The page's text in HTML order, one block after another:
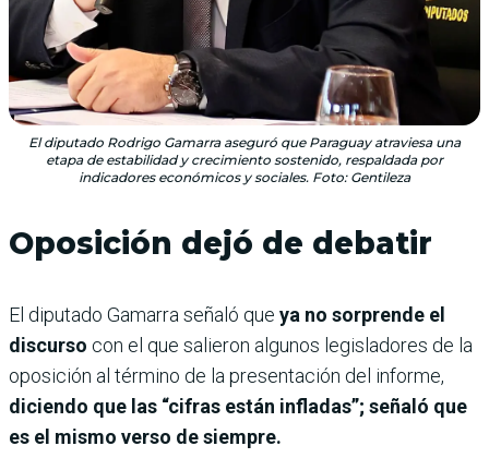
El diputado Rodrigo Gamarra aseguró que Paraguay atraviesa una
etapa de estabilidad y crecimiento sostenido, respaldada por
indicadores económicos y sociales. Foto: Gentileza
Oposición dejó de debatir
El diputado Gamarra señaló que ya no sorprende el
discurso con el que salieron algunos legisladores de la
oposición al término de la presentación del informe,
diciendo que las “cifras están infladas”; señaló que
es el mismo verso de siempre.